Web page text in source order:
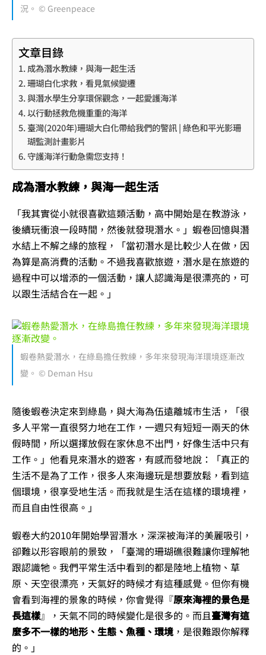
況。 © Greenpeace
文章目錄
成為潛水教練，與海一起生活
珊瑚白化求救，看見氣候變遷
與潛水學生分享環保觀念，一起愛護海洋
以行動拯救危機重重的海洋
臺灣(2020年)珊瑚大白化帶給我們的警訊 | 綠色和平光影珊
瑚監測計畫影片
守護海洋行動急需您支持！
成為潛水教練，與海一起生活
「我其實從小就很喜歡這類活動，高中開始是在教游泳，
後續玩衝浪一段時間，然後就發現潛水。」蝦卷回憶與潛
水結上不解之緣的旅程，「當初潛水是比較少人在做，因
為算是高消費的活動。不過我喜歡旅遊，潛水是在旅遊的
過程中可以增添的一個活動，讓人認識海是很漂亮的，可
以跟生活結合在一起。」
蝦卷熱愛潛水，在綠島擔任教練，多年來發現海洋環境逐漸改
變。 © Deman Hsu
隨後蝦卷決定來到綠島，與大海為伍遠離城市生活，「很
多人平常一直很努力地在工作，一週只有短短一兩天的休
假時間，所以選擇放假在家休息不出門，好像生活中只有
工作。」他看見來潛水的遊客，有感而發地說：「真正的
生活不是為了工作，很多人來海邊玩是想要放鬆，看到這
個環境，很享受地生活。而我就是生活在這樣的環境裡，
而且自由性很高。」
蝦卷大約2010年開始學習潛水，深深被海洋的美麗吸引，
卻難以形容眼前的景致，「臺灣的珊瑚礁很難讓你理解牠
跟認識牠。我們平常生活中看到的都是陸地上植物、草
原、天空很漂亮，天氣好的時候才有這種感覺。但你有機
會看到海裡的景象的時候，你會覺得『原來海裡的景色是
長這樣』，天氣不同的時候變化是很多的。而且臺灣有這
麼多不一樣的地形、生態、魚種、環境 ，是很難跟你解釋
的。」